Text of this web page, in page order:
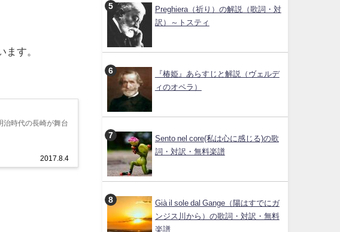
す。
2017.8.4
治時代の長崎が舞台
Preghiera（祈り）の解説（歌詞・対
訳）～トスティ
『椿姫』あらすじと解説（ヴェルデ
ィのオペラ）
Sento nel core(私は心に感じる)の歌
詞・対訳・無料楽譜
Già il sole dal Gange（陽はすでにガ
ンジス川から）の歌詞・対訳・無料
楽譜